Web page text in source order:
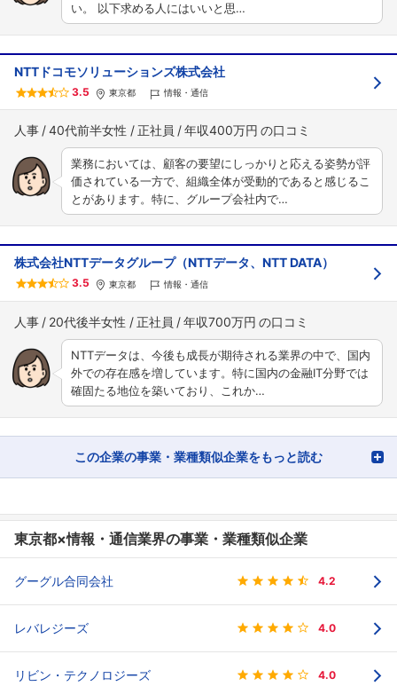
い。 以下求める人にはいいと思…
NTTドコモソリューションズ株式会社
3.5 東京都 情報・通信
人事 40代前半女性 正社員 年収400万円
業務においては、顧客の要望にしっかりと応える姿勢が評
価されている一方で、組織全体が受動的であると感じるこ
とがあります。特に、グループ会社内で…
株式会社NTTデータグループ（NTTデータ、NTT DATA）
3.5 東京都 情報・通信
人事 20代後半女性 正社員 年収700万円
NTTデータは、今後も成長が期待される業界の中で、国内
外での存在感を増しています。特に国内の金融IT分野では
確固たる地位を築いており、これか…
この企業の事業・業種類似企業をもっと読む
東京都×情報・通信業界の事業・業種類似企業
グーグル合同会社 4.2
レバレジーズ 4.0
リビン・テクノロジーズ 4.0